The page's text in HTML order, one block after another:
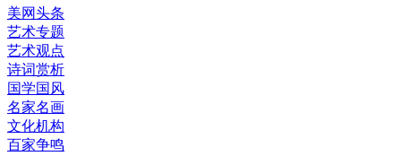
美网头条
艺术专题
艺术观点
诗词赏析
国学国风
名家名画
文化机构
百家争鸣